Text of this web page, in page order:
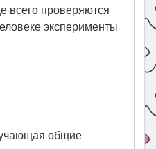
всего проверяются
эксперименты
общие